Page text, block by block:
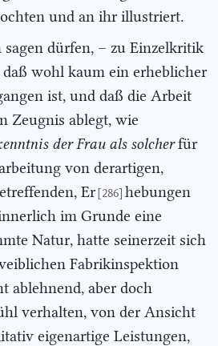
und an ihr illustriert.
dürfen, – zu Einzelkritik
wohl kaum ein erheblicher
ist, und daß die Arbeit
Zeugnis ablegt, wie
der Frau als solcherfür
von derartigen,
Er[286] hebungen
im Grunde eine
Natur, hatte seinerzeit sich
Fabrikinspektion
ablehnend, aber doch
verhalten, von der Ansicht
eigenartige Leistungen,